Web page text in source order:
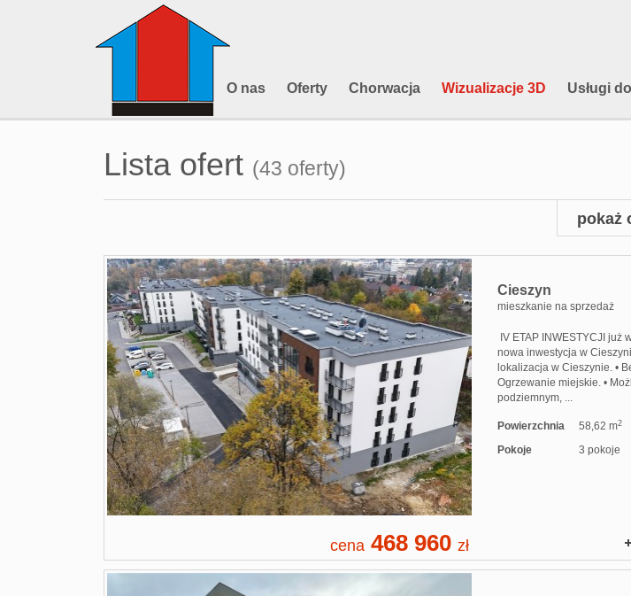
O nas Oferty Chorwacja Wizualizacje 3D Usługi
Lista ofert (43 oferty)
pokaż
Cieszyn
mieszkanie na sprzedaż
IV ETAP INWESTYCJI już
nowa inwestycja w
lokalizacja w Cieszynie. •
Ogrzewanie miejskie. •
podziemnym, ...
Powierzchnia 58,62 m2
Pokoje
3 pokoje
cena468 960 zł